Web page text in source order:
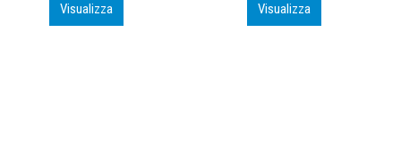
Visualizza Visualizza